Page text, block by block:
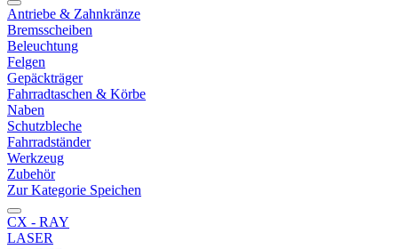
Antriebe & Zahnkränze
Bremsscheiben
Beleuchtung
Felgen
Gepäckträger
Fahrradtaschen & Körbe
Naben
Schutzbleche
Fahrradständer
Werkzeug
Zubehör
Zur Kategorie Speichen
CX - RAY
LASER